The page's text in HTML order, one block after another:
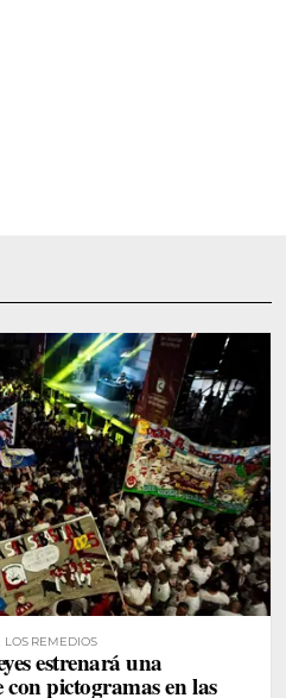
LOS REMEDIOS
estrenará una
pictogramas en las